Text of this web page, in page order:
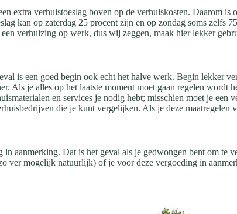
extra verhuistoeslag boven op de verhuiskosten. Daarom
kan op zaterdag 25 procent zijn en op zondag soms
verhuizing op werk, dus wij zeggen, maak hier lekker
is een goed begin ook echt het halve werk. Begin lekker
Als je alles op het laatste moment moet gaan regelen wordt
en services je nodig hebt; misschien moet je
die je kunt vergelijken. Als je deze
in aanmerking. Dat is het geval als je gedwongen bent om
ver mogelijk natuurlijk) of je voor deze vergoeding in